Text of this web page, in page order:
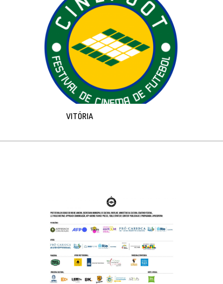
VITÓRIA